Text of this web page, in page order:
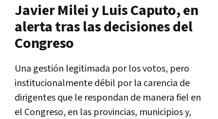
Javier Milei y Luis Caputo, en
alerta tras las decisiones del
Congreso
Una gestión legitimada por los votos, pero
institucionalmente débil por la carencia de
dirigentes que le respondan de manera fiel en
el Congreso, en las provincias, municipios y,